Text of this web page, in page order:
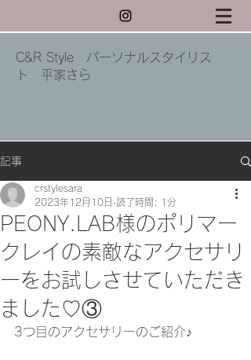
C&R Style パーソナルスタイリス
ト 平家さら
記事
PEONY.LAB様のポリマー
クレイの素敵なアクセサリ
ーをお試しさせていただき
ました♡③
crstylesara
2023年12月10日 読了時間: 1分
3つ目のアクセサリーのご紹介♪